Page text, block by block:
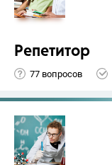
Репетитор
77 вопросов